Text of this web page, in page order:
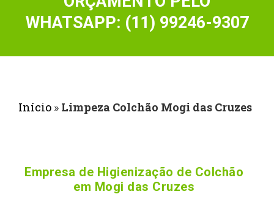
WHATSAPP: (11) 99246-9307
Início » Limpeza Colchão Mogi das Cruzes
Empresa de Higienização de Colchão
em Mogi das Cruzes